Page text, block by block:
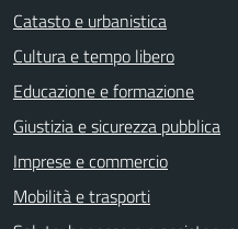
Catasto e urbanistica
Cultura e tempo libero
Educazione e formazione
Giustizia e sicurezza pubblica
Imprese e commercio
Mobilità e trasporti